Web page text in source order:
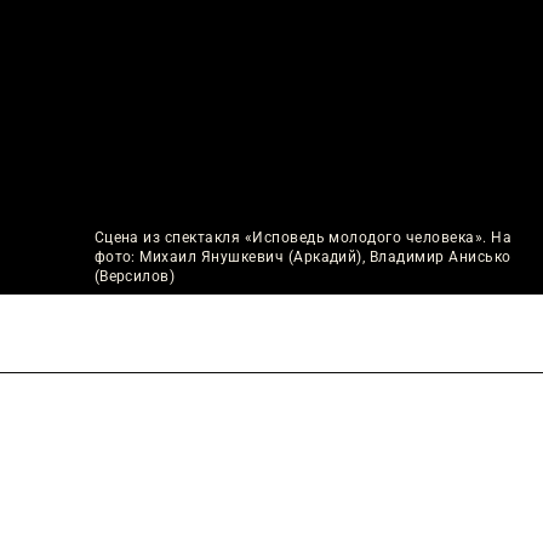
Сцена из спектакля «Исповедь молодого человека». На
фото: Михаил Янушкевич (Аркадий), Владимир Анисько
(Версилов)